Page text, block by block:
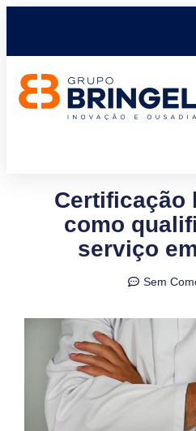
Certificação
como
serviço
Sem